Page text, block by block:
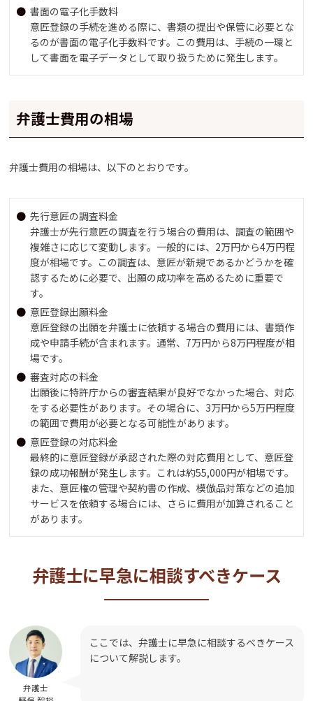
書面の電子化手数料
意匠登録の手続を進める際に、書類の提出や保管に必要とな
るのが書面の電子化手数料です。この費用は、手続の一環と
して書面を電子データとして取り扱うために発生します。
弁護士費用の相場
弁護士費用の相場は、以下のとおりです。
先行意匠の調査料金
弁護士が先行意匠の調査を行う場合の費用は、調査の範囲や
複雑さに応じて変動します。一般的には、2万円から4万円程
度が相場です。この調査は、意匠が新規であるかどうかを確
認するために必要で、出願の成功率を高めるために重要で
す。
意匠登録出願料金
意匠登録の出願を弁護士に依頼する場合の費用には、書類作
成や申請手続が含まれます。通常、7万円から8万円程度が相
場です。
審査対応の料金
出願後に特許庁からの審査結果が良好でなかった場合、対応
をする必要性があります。その場合に、3万円から5万円程度
の範囲で費用が必要となる可能性があります。
意匠登録の対応料金
最終的に意匠登録が承認された際の対応費用として、意匠登
録の成功報酬が発生します。これは約55,000円が相場です。
また、意匠権の管理や契約書の作成、模倣品対策などの追加
サービスを依頼する場合には、さらに費用が加算されること
があります。
弁護士に早急に相談すべきケース
弁護士
ここでは、弁護士に早急に相談するべきケース
について解説します。